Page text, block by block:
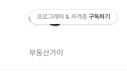
부동산가이드
프로그래머 & 자격증 구독하기